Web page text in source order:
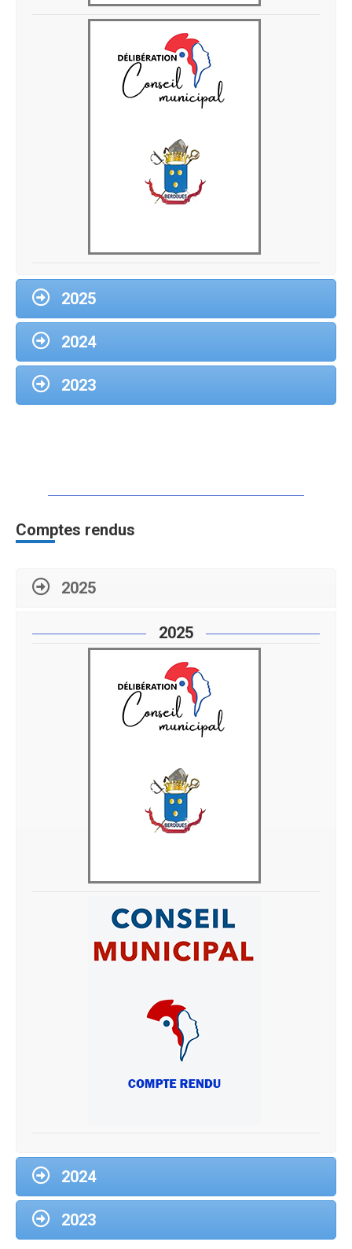
2025
2024
2023
Comptes rendus
2025
2025
2024
2023